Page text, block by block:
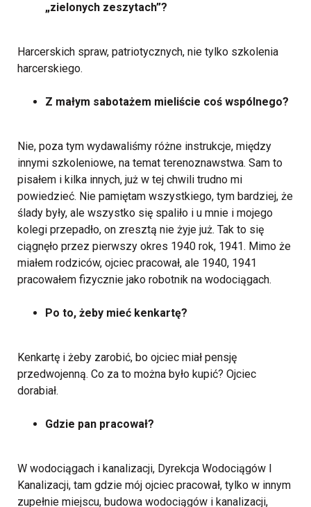
„zielonych zeszytach”?
Harcerskich spraw, patriotycznych, nie tylko szkolenia
harcerskiego.
Z małym sabotażem mieliście coś wspólnego?
Nie, poza tym wydawaliśmy różne instrukcje, między
innymi szkoleniowe, na temat terenoznawstwa. Sam to
pisałem i kilka innych, już w tej chwili trudno mi
powiedzieć. Nie pamiętam wszystkiego, tym bardziej, że
ślady były, ale wszystko się spaliło i u mnie i mojego
kolegi przepadło, on zresztą nie żyje już. Tak to się
ciągnęło przez pierwszy okres 1940 rok, 1941. Mimo że
miałem rodziców, ojciec pracował, ale 1940, 1941
pracowałem fizycznie jako robotnik na wodociągach.
Po to, żeby mieć kenkartę?
Kenkartę i żeby zarobić, bo ojciec miał pensję
przedwojenną. Co za to można było kupić? Ojciec
dorabiał.
Gdzie pan pracował?
W wodociągach i kanalizacji, Dyrekcja Wodociągów I
Kanalizacji, tam gdzie mój ojciec pracował, tylko w innym
zupełnie miejscu, budowa wodociągów i kanalizacji,